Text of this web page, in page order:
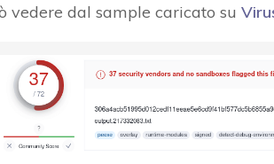
vedere dal sample caricato su